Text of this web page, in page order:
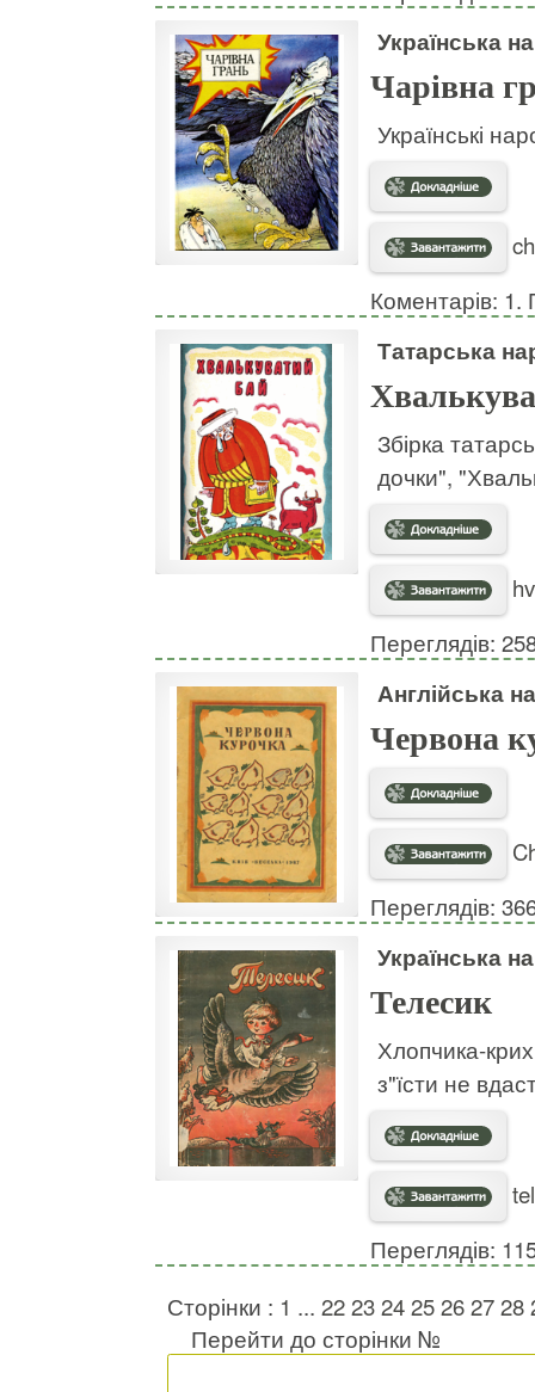
Українська
Чарівна
Українські
Коментарів: 1.
Татарська
Збірка
дочки",
Переглядів:
Англійська
Червона
Переглядів:
Українська
Телесик
Хлопчика-
з"їсти не
Переглядів:
Сторінки : 1 ... 22232425262728
Перейти до сторінки №